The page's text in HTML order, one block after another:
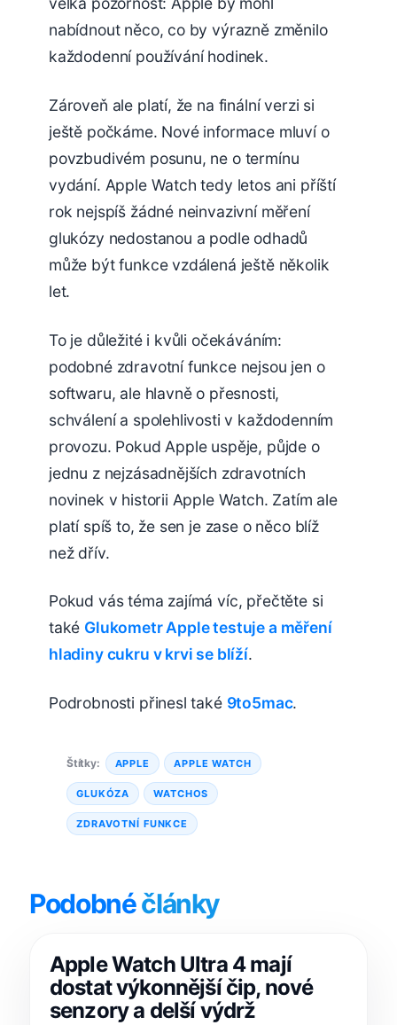
nabídnout něco, co by výrazně změnilo
každodenní používání hodinek.
Zároveň ale platí, že na finální verzi si
ještě počkáme. Nové informace mluví o
povzbudivém posunu, ne o termínu
vydání. Apple Watch tedy letos ani příští
rok nejspíš žádné neinvazivní měření
glukózy nedostanou a podle odhadů
může být funkce vzdálená ještě několik
let.
To je důležité i kvůli očekáváním:
podobné zdravotní funkce nejsou jen o
softwaru, ale hlavně o přesnosti,
schválení a spolehlivosti v každodenním
provozu. Pokud Apple uspěje, půjde o
jednu z nejzásadnějších zdravotních
novinek v historii Apple Watch. Zatím ale
platí spíš to, že sen je zase o něco blíž
než dřív.
Pokud vás téma zajímá víc, přečtěte si
také Glukometr Apple testuje a měření
hladiny cukru v krvi se blíží.
Podrobnosti přinesl také 9to5mac.
Štítky: APPLE APPLE WATCH
GLUKÓZA WATCHOS
ZDRAVOTNÍ FUNKCE
Podobnéčlánky
Apple Watch Ultra 4 mají
dostat výkonnější čip, nové
senzory a delší výdrž